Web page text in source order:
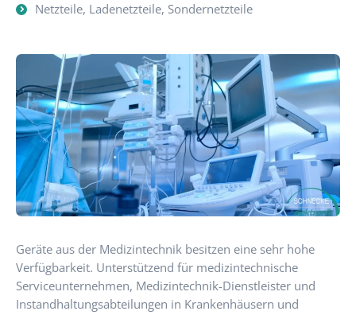
Netzteile, Ladenetzteile, Sondernetzteile
Geräte aus der Medizintechnik besitzen eine sehr hohe
Verfügbarkeit. Unterstützend für medizintechnische
Serviceunternehmen, Medizintechnik-Dienstleister und
Instandhaltungsabteilungen in Krankenhäusern und